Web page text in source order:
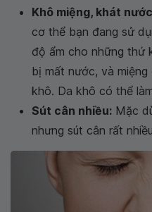
Khô miệng, khát
cơ thể bạn đang sử
độ ẩm cho những thứ
bị mất nước, và
khô. Da khô có thể
Sút cân nhiều: Mặc
nhưng sút cân rất